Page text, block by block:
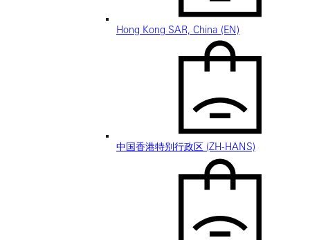
Hong Kong SAR, China (EN)
中国香港特别行政区 (ZH-HANS)